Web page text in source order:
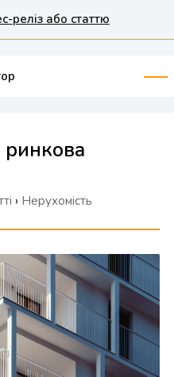
реліз або статтю
› Нерухомість